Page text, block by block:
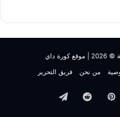
|
موقع كورة داي
من نحن فريق التحرير
بينتيريست تيلقرام